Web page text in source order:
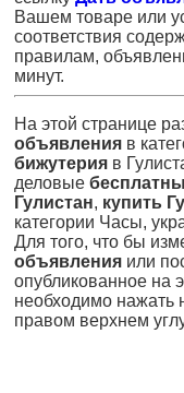
Вашем товаре или
соответствия
правилам,
минут.
На этой странице
объявления в
бижутерия в
деловые
Гулистан, купить
категории Часы,
Для того, что бы
объявления или
опубликованное на
необходимо нажать
правом верхнем